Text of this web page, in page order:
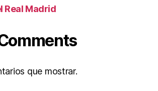
Real Madrid
que mostrar.